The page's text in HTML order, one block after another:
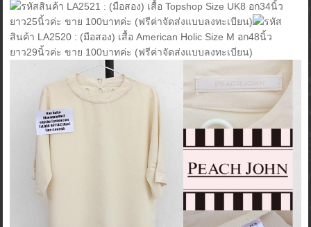
รหัสสินค้า LA2521 : (มือสอง) เสื้อ Topshop Size UK8 อก34นิ้ว
ยาว25นิ้วค่ะ ขาย 100บาทค่ะ (ฟรีค่าจัดส่งแบบลงทะเบียน)
รหัส
สินค้า LA2520 : (มือสอง) เสื้อ American Holic Size M อก48นิ้ว
ยาว29นิ้วค่ะ ขาย 100บาทค่ะ (ฟรีค่าจัดส่งแบบลงทะเบียน)